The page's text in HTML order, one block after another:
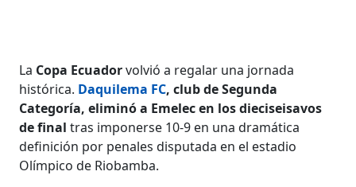
La Copa Ecuadorvolvió a regalar una jornada
histórica. Daquilema FC, club de Segunda
Categoría, eliminó a Emelec en los dieciseisavos
de final tras imponerse 10-9 en una dramática
definición por penales disputada en el estadio
Olímpico de Riobamba.